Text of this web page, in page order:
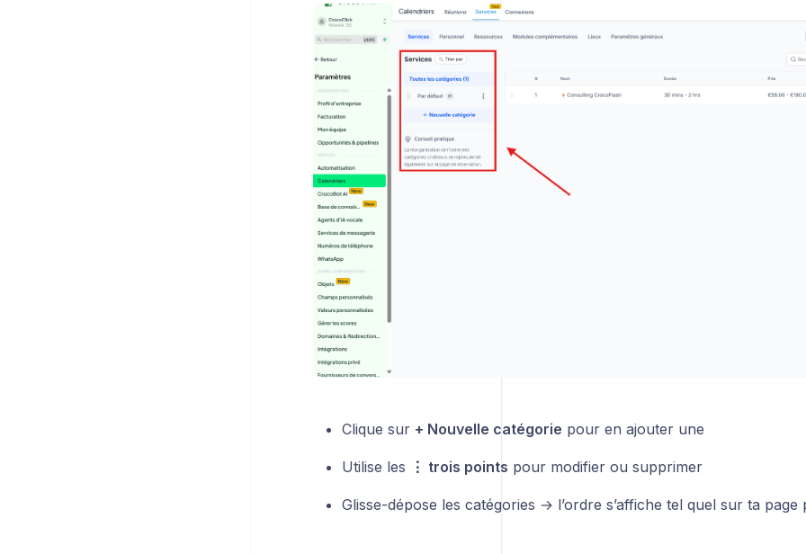
Clique sur + Nouvelle catégorie pour en ajouter une
Utilise les ⋮ trois points pour modifier ou supprimer
Glisse-dépose les catégories → l’ordre s’affiche tel quel sur ta page